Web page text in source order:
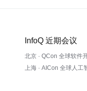
InfoQ 近期会议
北京 · QCon 全球软件
上海 · AICon 全球人